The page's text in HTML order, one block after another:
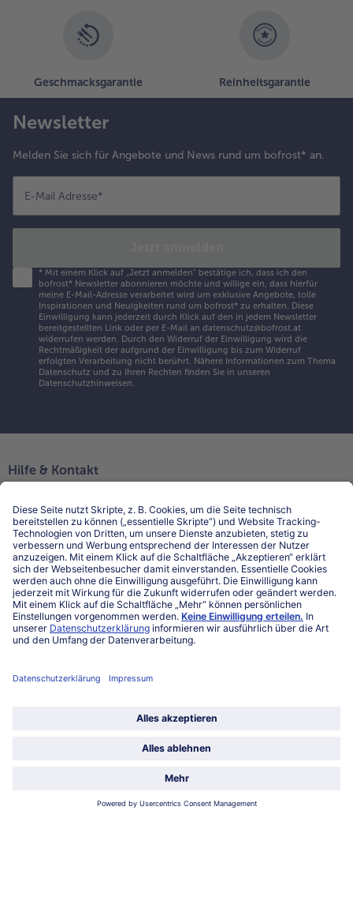
Geschmacksgarantie Reinheitsgarantie
Newsletter
Melden Sie sich für Angebote und News rund um bofrost* an.
E-Mail Adresse*
* Mit einem Klick auf „Jetzt anmelden" bestätige ich, dass ich den
bofrost* Newsletter abonnieren möchte und willige ein, dass hierfür
meine E-Mail-Adresse verarbeitet wird um exklusive Angebote, tolle
Inspirationen und Neuigkeiten rund um bofrost* zu erhalten. Diese
Einwilligung kann jederzeit durch Klick auf den in jedem Newsletter
bereitgestellten Link oder per E-Mail an datenschutz@bofrost.at
widerrufen werden. Durch den Widerruf der Einwilligung wird die
Rechtmäßigkeit der aufgrund der Einwilligung bis zum Widerruf
erfolgten Verarbeitung nicht berührt. Nähere Informationen zum Thema
Datenschutz und zu Ihren Rechten finden Sie in unseren
Datenschutzhinweisen.
Hilfe & Kontakt
Kontakt
FAQ
Service
Unternehmen